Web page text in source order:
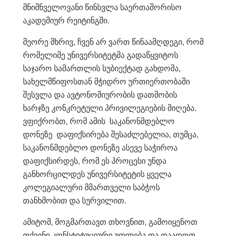
მნიშნველოვანი წინსვლა საერთაშორისო
აკადემიურ რეიტინგში.
მეორე მხრივ, ჩვენ არ ვართ წინაამღდეგი, რომ
რომელიმე უნივერსიტეტმა გადაწყვიტოს
საჯარო სამართლის სუბიექტად გახდომა,
სახელმწიფოსთან მჭიდრო ურთიერთობაში
შესვლა და ავტონომიურობის დათმობის
ხარჯზე კონკრეტული პრივილეგიების მიღება.
ვფიქრობთ, რომ ამის საკანონმდებლო
დონეზე დაფიქსირება შესაძლებელია, თუმცა,
საკანონმდებლო დონეზე ასევე საჭიროა
დაფიქსირდეს, რომ ეს პროცესი უნდა
განხორცილდეს უნივერსიტეტის ყველა
კოლეგიალური მმართველი საბჭოს
თანხმობით და სურვილით.
ამიტომ, მოგმართავთ თხოვნით, გამოიყენოთ